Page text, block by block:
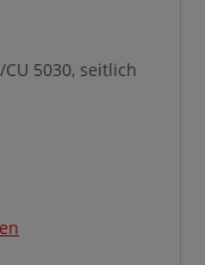
5030, seitlich